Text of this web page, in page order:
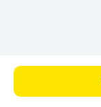
메뉴 홈